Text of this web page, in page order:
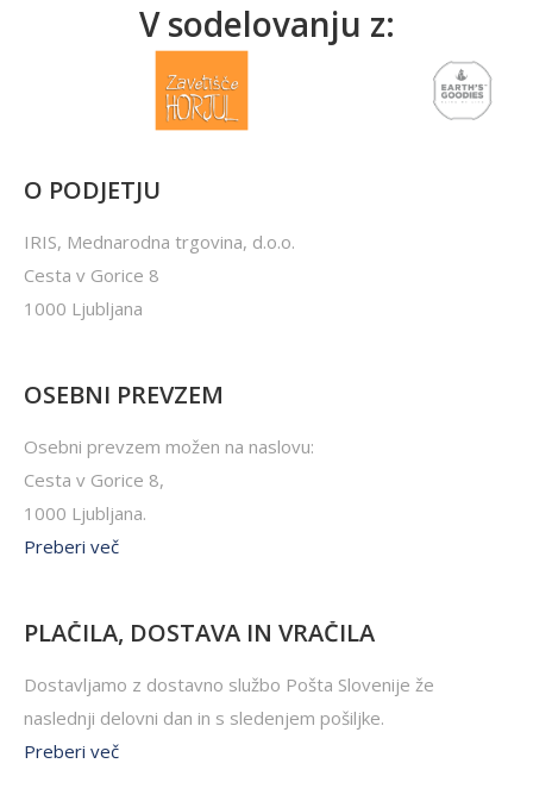
V sodelovanju z:
O PODJETJU
IRIS, Mednarodna trgovina, d.o.o.
Cesta v Gorice 8
1000 Ljubljana
OSEBNI PREVZEM
Osebni prevzem možen na naslovu:
Cesta v Gorice 8,
1000 Ljubljana.
Preberi več
PLAČILA, DOSTAVA IN VRAČILA
Dostavljamo z dostavno službo Pošta Slovenije že
naslednji delovni dan in s sledenjem pošiljke.
Preberi več